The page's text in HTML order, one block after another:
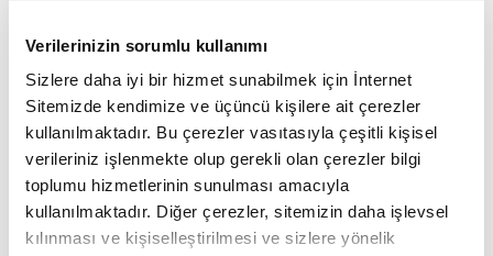
Verilerinizin sorumlu kullanımı
Sizlere daha iyi bir hizmet sunabilmek için İnternet
Sitemizde kendimize ve üçüncü kişilere ait çerezler
kullanılmaktadır. Bu çerezler vasıtasıyla çeşitli kişisel
verileriniz işlenmekte olup gerekli olan çerezler bilgi
toplumu hizmetlerinin sunulması amacıyla
kullanılmaktadır. Diğer çerezler, sitemizin daha işlevsel
kılınması ve kişiselleştirilmesi ve sizlere yönelik
105. Bölüm 104. Bölüm
102. Bölüm